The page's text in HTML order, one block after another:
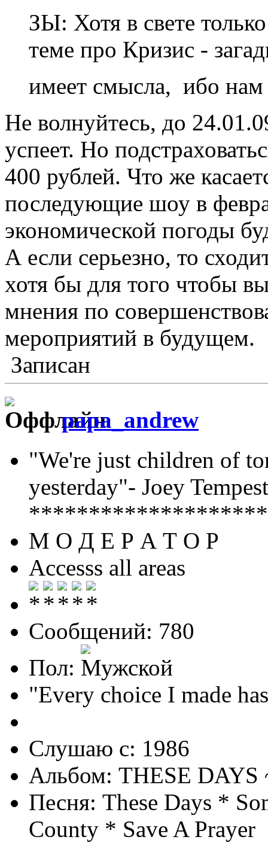
ЗЫ: Хотя в свете
теме про Кризис -
имеет смысла, ибо
Не волнуйтесь, до
успеет. Но
400 рублей. Что же
последующие шоу в
экономической погоды
А если серьезно, то
хотя бы для того чтобы
мнения по
мероприятий в будущем.
Записан
papa_andrew
"We're just children of
yesterday"- Joey
М О Д Е Р А Т О Р
Accesss all areas
Сообщений: 780
Пол:
"Every choice I made
Слушаю с: 1986
Альбом: THESE DAYS
Песня: These Days *
County * Save A Prayer